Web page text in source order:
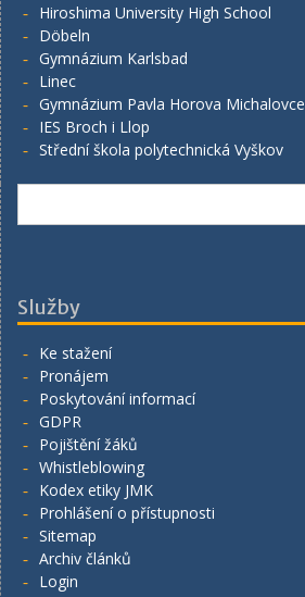
Hiroshima University High School
Döbeln
Gymnázium Karlsbad
Linec
Gymnázium Pavla Horova Michalovce
IES Broch i Llop
Střední škola polytechnická Vyškov
Služby
Ke stažení
Pronájem
Poskytování informací
GDPR
Pojištění žáků
Whistleblowing
Kodex etiky JMK
Prohlášení o přístupnosti
Sitemap
Archiv článků
Login